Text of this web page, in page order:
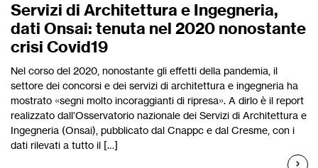
Servizi di Architettura e Ingegneria,
dati Onsai: tenuta nel 2020 nonostante
crisi Covid19
Nel corso del 2020, nonostante gli effetti della pandemia, il
settore dei concorsi e dei servizi di architettura e ingegneria ha
mostrato «segni molto incoraggianti di ripresa». A dirlo è il report
realizzato dall’Osservatorio nazionale dei Servizi di Architettura e
Ingegneria (Onsai), pubblicato dal Cnappc e dal Cresme, con i
dati rilevati a tutto il […]